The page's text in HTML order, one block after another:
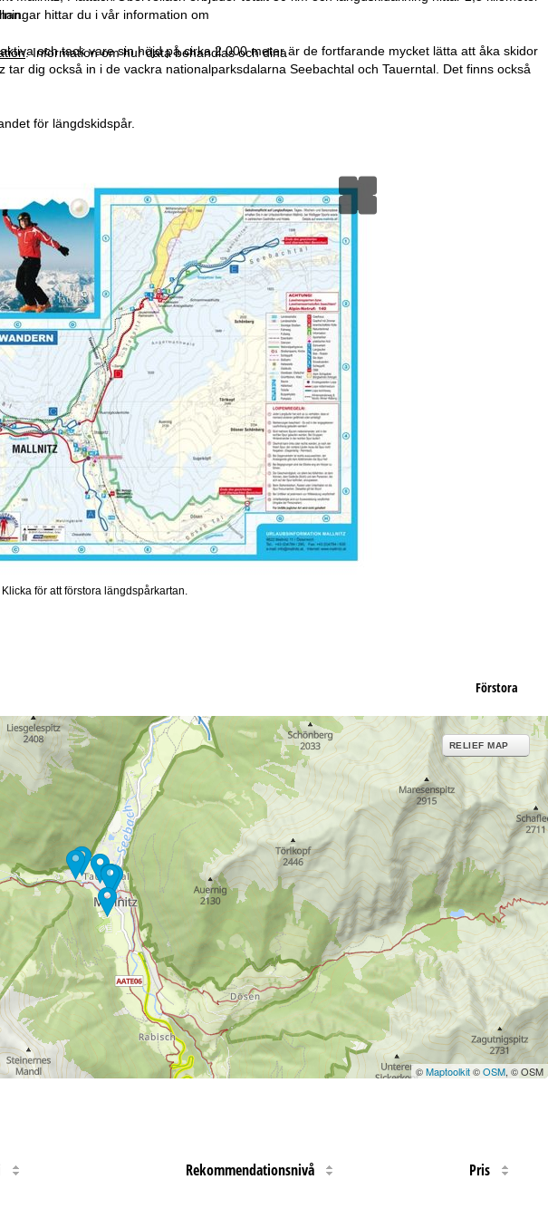
hittar du i vår information om
. Information om hur data behandlas och dina
och tack vare sin höjd på cirka 2 000 meter är de fortfarande mycket lätta att åka skidor
dig också in i de vackra nationalparksdalarna Seebachtal och Tauerntal. Det finns också
för längdskidspår.
Klicka för att förstora längdspårkartan.
Förstora
RELIEF MAP
©Maptoolkit©OSM, © OSM
Rekommendationsnivå Pris